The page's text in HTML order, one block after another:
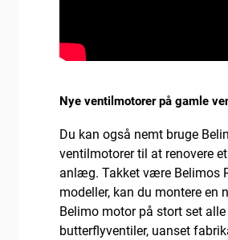
Nye ventilmotorer på gamle
Du kan også nemt bruge
ventilmotorer til at renovere
anlæg. Takket være Belimos
modeller, kan du montere en
Belimo motor på stort set alle
butterflyventiler, uanset